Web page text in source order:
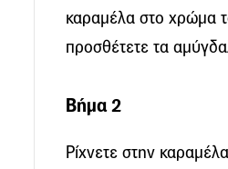
καραμέλα στο χρώμα
προσθέτετε τα
Βήμα 2
Ρίχνετε στην